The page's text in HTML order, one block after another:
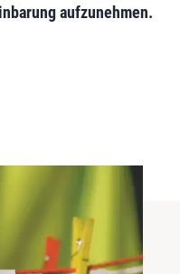
aufzunehmen.